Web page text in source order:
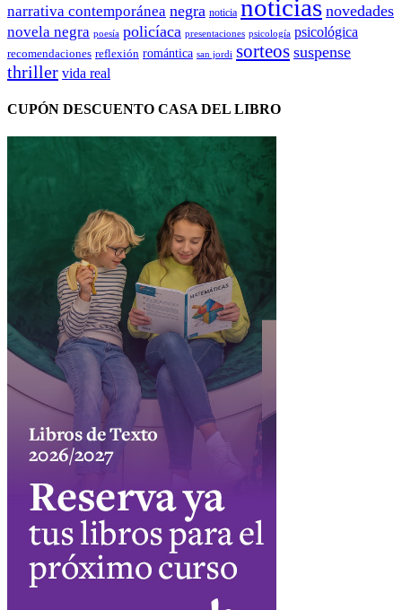
narrativa contemporánea negra noticia noticias novedades
novela negra poesía policíaca presentaciones psicología psicológica
recomendaciones reflexión romántica san jordi sorteos suspense
thriller vida real
CUPÓN DESCUENTO CASA DEL LIBRO